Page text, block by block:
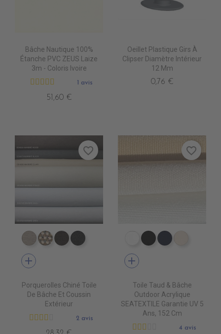
Bâche Nautique 100%
Étanche PVC ZEUS Laize
3m - Coloris Ivoire
1 avis
51,60 €
Oeillet Plastique Girs À
Clipser Diamètre Intérieur
12 Mm
0,76 €
DD4080 MARBRE CLAIR
DD4090 MARBRE FONCE
DD4220 MARBRE WOOD
DD4470 MARBRE BLACK
add
Porquerolles Chiné Toile
De Bâche Et Coussin
Extérieur
2 avis
favorite_border
PR0500 WHITE
PR0600 BLACK
PR0560
add
Toile Taud & Bâche
Outdoor Acrylique
SEATEXTILE Garantie UV 5
Ans, 152 Cm
4 avis
favorite_border